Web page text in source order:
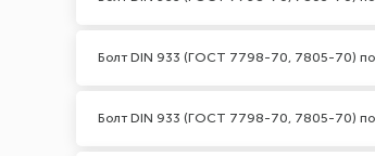
Болт DIN 933 (ГОСТ 7798-70, 7805-70)
Болт DIN 933 (ГОСТ 7798-70, 7805-70)